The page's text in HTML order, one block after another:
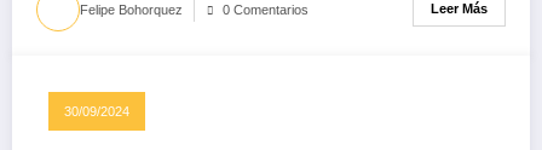
Felipe Bohorquez 0 Comentarios Leer Más
30/09/2024